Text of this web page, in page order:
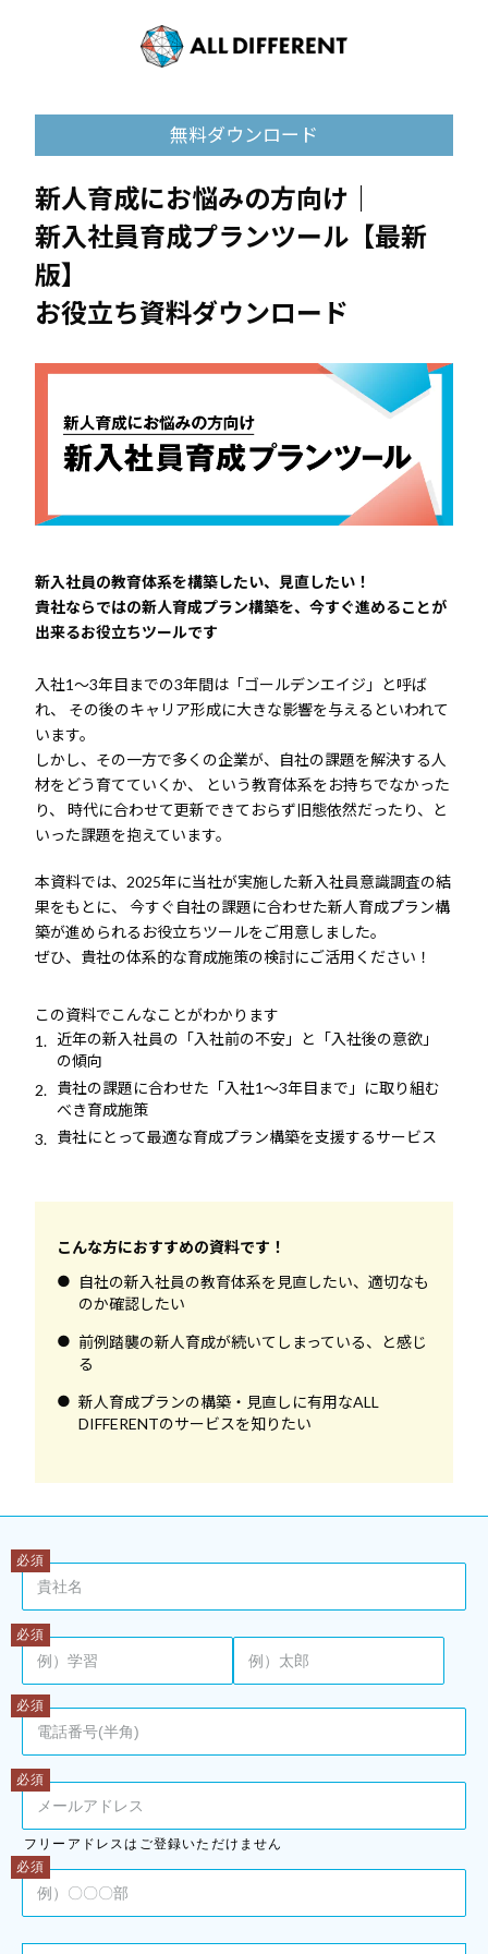
無料ダウンロード
新人育成にお悩みの方向け｜
新入社員育成プランツール【最新
版】
お役立ち資料ダウンロード
新入社員の教育体系を構築したい、見直したい！
貴社ならではの新人育成プラン構築を、今すぐ進めることが
出来るお役立ちツールです
入社1～3年目までの3年間は「ゴールデンエイジ」と呼ば
れ、
その後のキャリア形成に大きな影響を与えるといわれて
います。
しかし、その一方で多くの企業が、自社の課題を解決する人
材をどう育てていくか、
という教育体系をお持ちでなかった
り、
時代に合わせて更新できておらず旧態依然だったり、と
いった課題を抱えています。
本資料では、2025年に当社が実施した新入社員意識調査の結
果をもとに、
今すぐ自社の課題に合わせた新人育成プラン構
築が進められるお役立ちツールをご用意しました。
ぜひ、貴社の体系的な育成施策の検討にご活用ください！
この資料でこんなことがわかります
近年の新入社員の「入社前の不安」と「入社後の意欲」
の傾向
貴社の課題に合わせた「入社1～3年目まで」に取り組む
べき育成施策
貴社にとって最適な育成プラン構築を支援するサービス
こんな方におすすめの資料です！
自社の新入社員の教育体系を見直したい、適切なも
のか確認したい
前例踏襲の新人育成が続いてしまっている、と感じ
る
新人育成プランの構築・見直しに有用なALL
DIFFERENTのサービスを知りたい